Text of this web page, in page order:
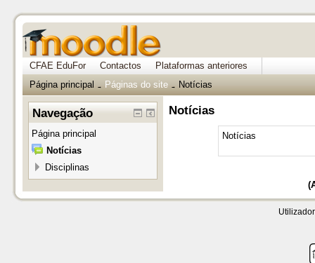
CFAE EduFor Contactos
Plataformas anteriores
Página principal
→ Páginas do site → Notícias
Notícias
Notícias
Navegação
Página principal
Notícias
Disciplinas